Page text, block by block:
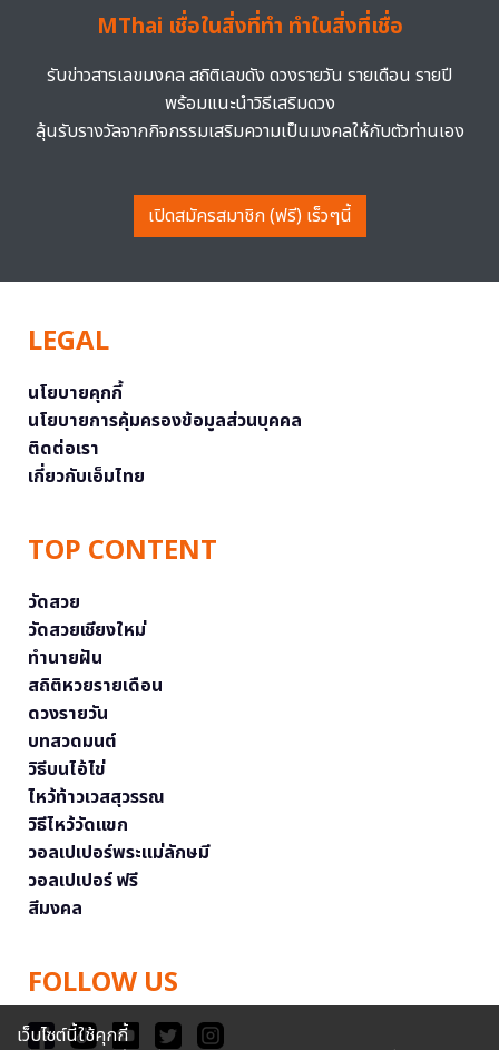
MThai เชื่อในสิ่งที่ทำ ทำในสิ่งที่เชื่อ
รับข่าวสารเลขมงคล สถิติเลขดัง ดวงรายวัน รายเดือน รายปี
พร้อมแนะนำวิธีเสริมดวง
ลุ้นรับรางวัลจากกิจกรรมเสริมความเป็นมงคลให้กับตัวท่านเอง
เปิดสมัครสมาชิก (ฟรี) เร็วๆนี้
LEGAL
นโยบายคุกกี้
นโยบายการคุ้มครองข้อมูลส่วนบุคคล
ติดต่อเรา
เกี่ยวกับเอ็มไทย
TOP CONTENT
วัดสวย
วัดสวยเชียงใหม่
ทำนายฝัน
สถิติหวยรายเดือน
ดวงรายวัน
บทสวดมนต์
วิธีบนไอ้ไข่
ไหว้ท้าวเวสสุวรรณ
วิธีไหว้วัดแขก
วอลเปเปอร์พระแม่ลักษมี
วอลเปเปอร์ ฟรี
สีมงคล
FOLLOW US
เว็บไซต์นี้ใช้คุกกี้